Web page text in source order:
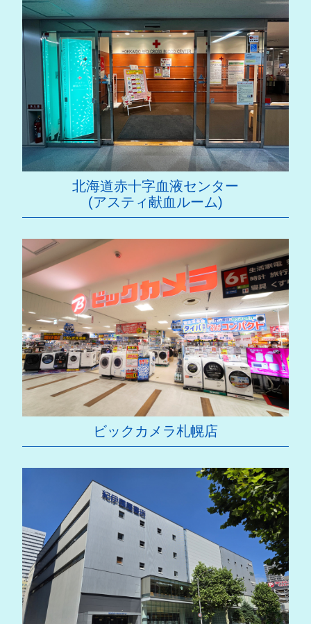
北海道赤十字血液センター
(アスティ献血ルーム)
ビックカメラ札幌店